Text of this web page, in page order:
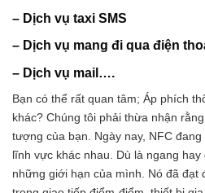
– Dịch vụ taxi SMS
– Dịch vụ mang đi qua điện
– Dịch vụ mail….
Bạn có thể rất quan tâm; Áp phích
khác? Chúng tôi phải thừa nhận
tượng của bạn. Ngày nay, NFC
lĩnh vực khác nhau. Dù là ngang
những giới hạn của mình. Nó đã